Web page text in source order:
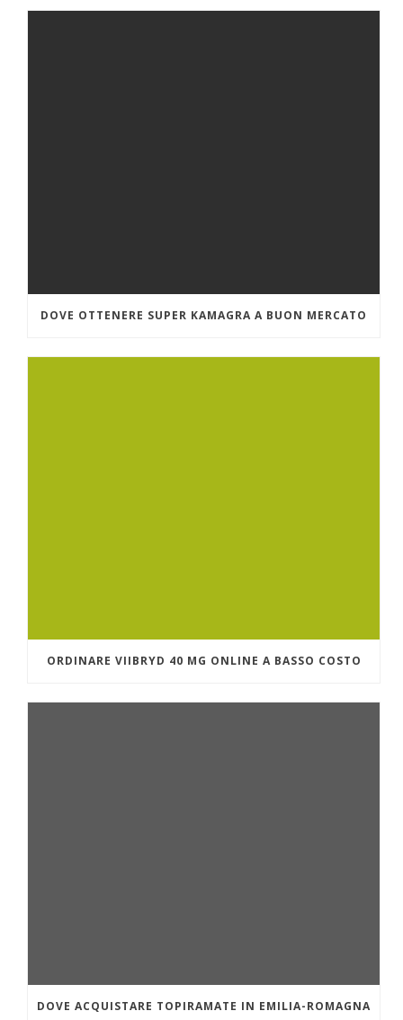
DOVE OTTENERE SUPER KAMAGRA A BUON MERCATO
ORDINARE VIIBRYD 40 MG ONLINE A BASSO COSTO
DOVE ACQUISTARE TOPIRAMATE IN EMILIA-ROMAGNA